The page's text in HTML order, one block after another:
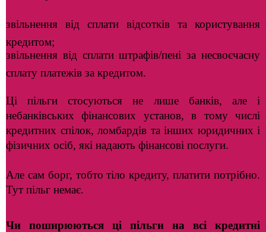
звільнення від сплати відсотків та користування
кредитом;
звільнення від сплати штрафів/пені за несвоєчасну
сплату платежів за кредитом.
Ці пільги стосуються не лише банків, але і
небанківських фінансових установ, в тому числі
кредитних спілок, ломбардів та інших юридичних і
фізичних осіб, які надають фінансові послуги.
Але сам борг, тобто тіло кредиту, платити потрібно.
Тут пільг немає.
Чи поширюються ці пільги на всі кредитні